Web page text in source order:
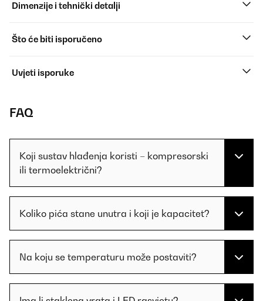
Dimenzije i tehnički detalji
Što će biti isporučeno
Uvjeti isporuke
FAQ
Koji sustav hlađenja koristi – kompresorski
ili termoelektrični?
Koliko pića stane unutra i koji je kapacitet?
Na koju se temperaturu može postaviti?